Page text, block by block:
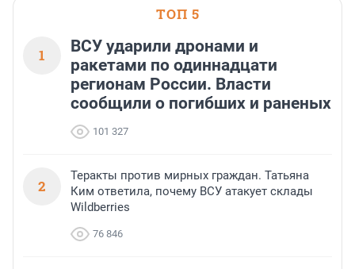
ТОП 5
1
ВСУ ударили дронами и
ракетами по одиннадцати
регионам России. Власти
сообщили о погибших и раненых
101 327
2
Теракты против мирных граждан. Татьяна
Ким ответила, почему ВСУ атакует склады
Wildberries
76 846